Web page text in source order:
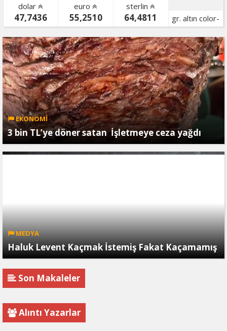
dolar
47,7436
euro
55,2510
sterlin
64,4811
gr. altın color-
bist color-
EKONOMİ
3 bin TL’ye döner satan İşletmeye ceza yağdı
MEDYA
Haluk Levent Kaçmak İstemiş Fakat Kaçamamış
Son Makaleler
Alıntı Yazarlar